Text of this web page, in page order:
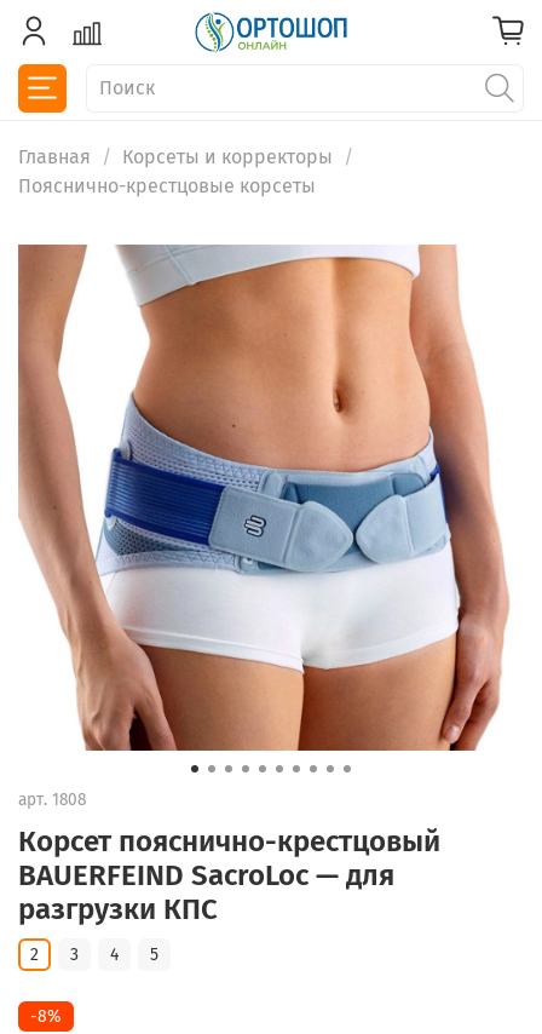
Главная
Корсеты и корректоры
Пояснично-крестцовые корсеты
арт. 1808
Корсет пояснично-крестцовый
BAUERFEIND SacroLoc — для
разгрузки КПС
2 3 4 5
-8%